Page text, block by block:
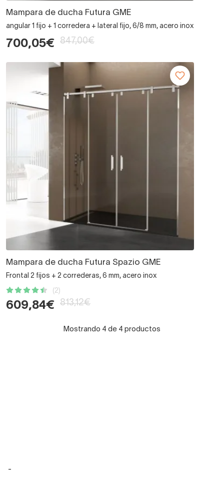
Mampara de ducha Futura GME
angular 1 fijo + 1 corredera + lateral fijo, 6/8 mm, acero inox
700,05€ 847,00€
Mampara de ducha Futura Spazio GME
Frontal 2 fijos + 2 correderas, 6 mm, acero inox
(2)
609,84€ 813,12€
Mostrando 4 de 4 productos
-